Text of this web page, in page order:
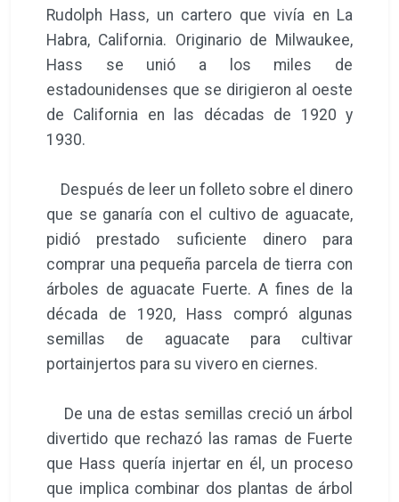
Rudolph Hass, un cartero que vivía en La
Habra, California. Originario de Milwaukee,
Hass se unió a los miles de
estadounidenses que se dirigieron al oeste
de California en las décadas de 1920 y
1930.
Después de leer un folleto sobre el dinero
que se ganaría con el cultivo de aguacate,
pidió prestado suficiente dinero para
comprar una pequeña parcela de tierra con
árboles de aguacate Fuerte. A fines de la
década de 1920, Hass compró algunas
semillas de aguacate para cultivar
portainjertos para su vivero en ciernes.
De una de estas semillas creció un árbol
divertido que rechazó las ramas de Fuerte
que Hass quería injertar en él, un proceso
que implica combinar dos plantas de árbol